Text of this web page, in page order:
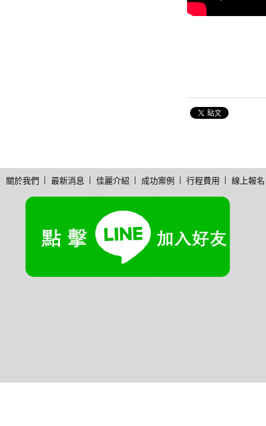
關於我們 最新消息 佳麗介紹 成功案例 行程費用 線上報名